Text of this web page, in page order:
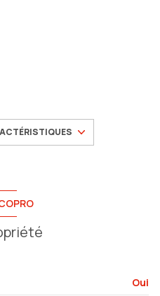
(electrique)
Oui